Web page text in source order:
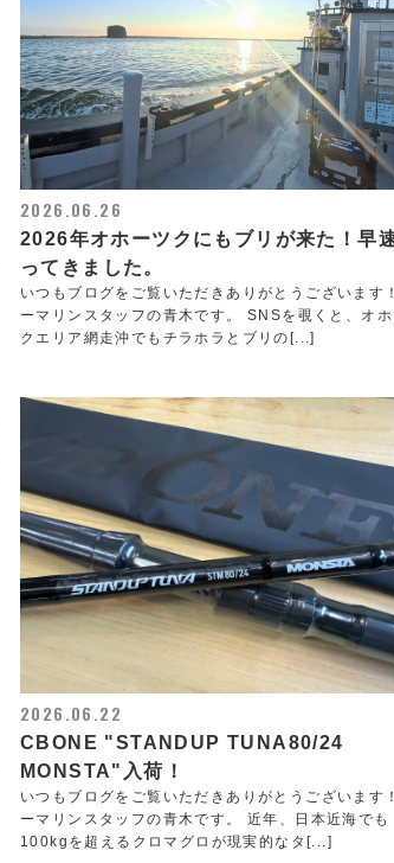
2026.06.26
2026年オホーツクにもブリが来た！早
ってきました。
いつもブログをご覧いただきありがとうございます
ーマリンスタッフの青木です。 SNSを覗くと、オホ
クエリア網走沖でもチラホラとブリの[...]
2026.06.22
CBONE "STANDUP TUNA80/24
MONSTA"入荷！
いつもブログをご覧いただきありがとうございます
ーマリンスタッフの青木です。 近年、日本近海でも
100kgを超えるクロマグロが現実的なタ[...]